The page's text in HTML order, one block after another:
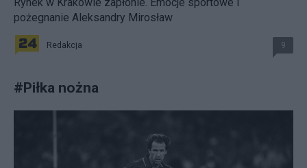
pożegnanie Aleksandry Mirosław
Redakcja 9
#Piłka nożna